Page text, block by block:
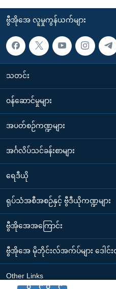
ဗွီအိုအေ လူမှုကွန်ယက်များ
သတင်း
၀န်ဆောင်မှုများ
အပတ်စဉ်ကဏ္ဍများ
အင်္ဂလိပ်သင်ခန်းစာများ
ရေဒီယို
ရုပ်သံအစီအစဉ်နှင့် ဗွီဒီယိုကဏ္ဍများ
ဗွီအိုအေအကြောင်း
ဗွီအိုအေ မိုဘိုင်းလ်အက်ပ်များ ဒေါ
Other Links